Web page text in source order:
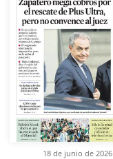
18 de junio de 2026